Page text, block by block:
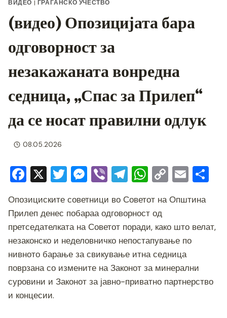
ВИДЕО | ГРАЃАНСКО УЧЕСТВО
(видео) Опозицијата бара
одговорност за
незакажаната вонредна
седница, „Спас за Прилеп“
да се носат правилни одлук
08.05.2026
F
c
e
b
o
o
k
X T
tt
er
M
ss
e
n
g
er
Vi
er
T
e
gr
a
m
W
at
s
A
p
p
C
p
y
Li
n
k
E
ai
l e
Опозициските советници во Советот на Општина
Прилеп денес побараа одговорност од
претседателката на Советот поради, како што велат,
незаконско и неделовничко непостапување по
нивното барање за свикување итна седница
поврзана со измените на Законот за минерални
суровини и Законот за јавно-приватно партнерство
и концесии.